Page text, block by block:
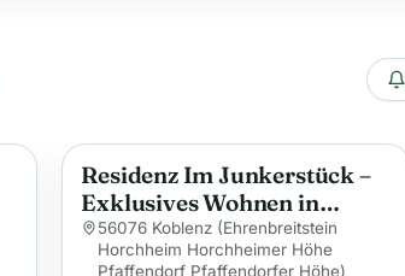
Anzeige
Residenz Im Junkerstück –
Exklusives Wohnen in
ruhiger Lage von Koblenz
56076 Koblenz (Ehrenbreitstein
Horchheim Horchheimer Höhe
Pfaffendorf Pfaffendorfer Höhe)